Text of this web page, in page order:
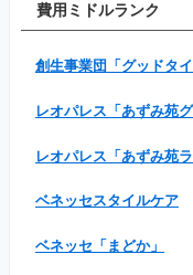
費用ミドルランク
創生事業団「グッドタイ
レオパレス「あずみ苑グ
レオパレス「あずみ苑ラ
ベネッセスタイルケア
ベネッセ「まどか」